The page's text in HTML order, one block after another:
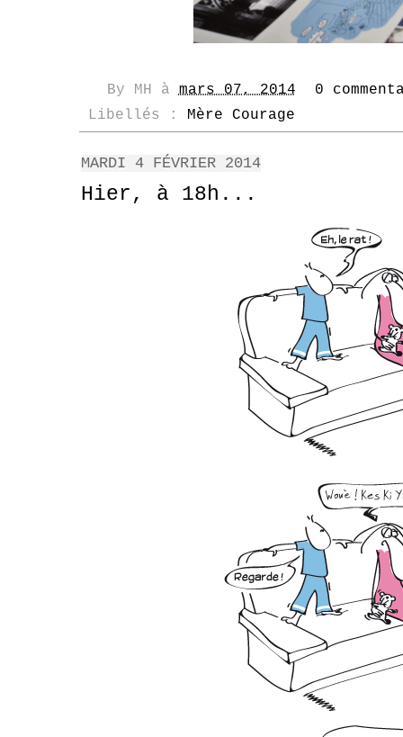
By MH àmars 07, 2014
0
Libellés : Mère Courage
MARDI 4 FÉVRIER 2014
Hier, à 18h...